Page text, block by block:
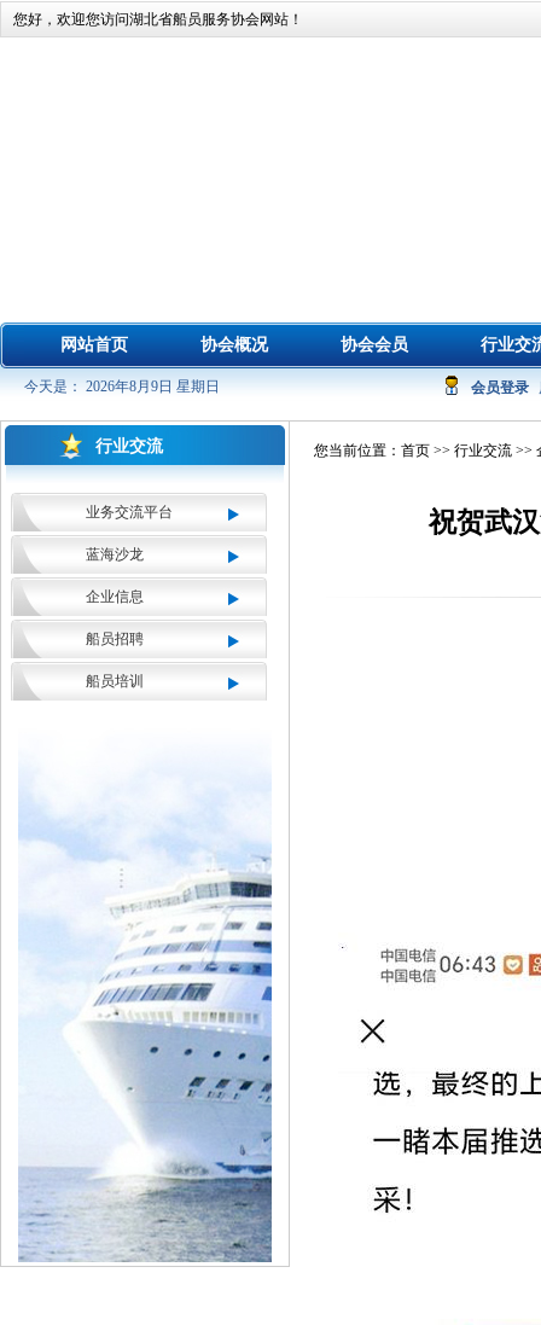
您好，欢迎您访问湖北省船员服务协会网站！
网站首页 协会概况 协会会员 行业交
今天是： 2026年8月9日 星期日 会员登录
行业交流
业务交流平台
蓝海沙龙
企业信息
船员招聘
船员培训
您当前位置： 首页 >> 行业交流 >>
祝贺武